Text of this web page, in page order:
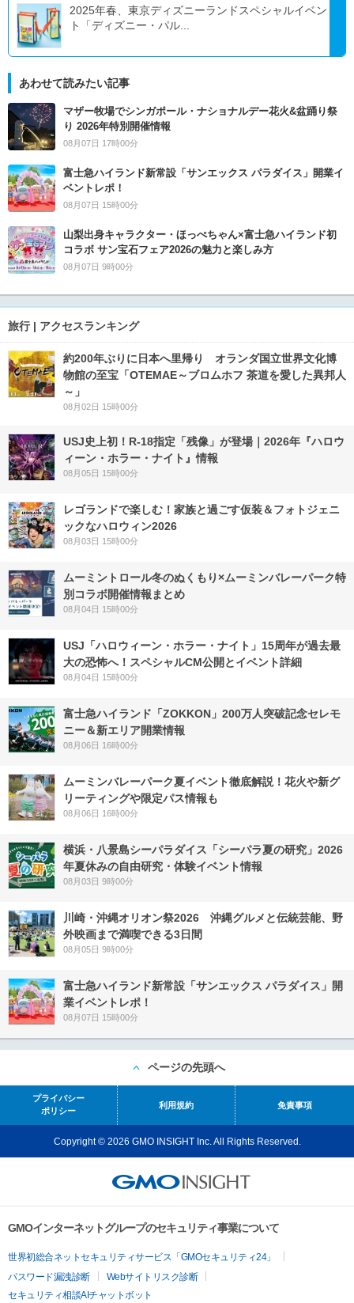
2025年春、東京ディズニーランドスペシャルイベン
ト「ディズニー・パル...
あわせて読みたい記事
マザー牧場でシンガポール・ナショナルデー花火&盆踊り祭
り 2026年特別開催情報
08月07日 17時00分
富士急ハイランド新常設「サンエックス パラダイス」開業イ
ベントレポ！
08月07日 15時00分
山梨出身キャラクター・ほっぺちゃん×富士急ハイランド初
コラボ サン宝石フェア2026の魅力と楽しみ方
08月07日 9時00分
旅行 | アクセスランキング
約200年ぶりに日本へ里帰り オランダ国立世界文化博
物館の至宝「OTEMAE～ブロムホフ 茶道を愛した異邦人
～」
08月02日 15時00分
USJ史上初！R-18指定「残像」が登場｜2026年『ハロウ
ィーン・ホラー・ナイト』情報
08月05日 15時00分
レゴランドで楽しむ！家族と過ごす仮装＆フォトジェニ
ックなハロウィン2026
08月03日 15時00分
ムーミントロール冬のぬくもり×ムーミンバレーパーク特
別コラボ開催情報まとめ
08月04日 15時00分
USJ「ハロウィーン・ホラー・ナイト」15周年が過去最
大の恐怖へ！スペシャルCM公開とイベント詳細
08月04日 15時00分
富士急ハイランド「ZOKKON」200万人突破記念セレモ
ニー＆新エリア開業情報
08月06日 16時00分
ムーミンバレーパーク夏イベント徹底解説！花火や新グ
リーティングや限定パス情報も
08月06日 16時00分
横浜・八景島シーパラダイス「シーパラ夏の研究」2026
年夏休みの自由研究・体験イベント情報
08月03日 9時00分
川崎・沖縄オリオン祭2026 沖縄グルメと伝統芸能、野
外映画まで満喫できる3日間
08月05日 9時00分
富士急ハイランド新常設「サンエックス パラダイス」開
業イベントレポ！
08月07日 15時00分
ページの先頭へ
プライバシー
ポリシー
利用規約 免責事項
Copyright © 2026 GMO INSIGHT Inc. All Rights Reserved.
GMOインターネットグループのセキュリティ事業について
世界初総合ネットセキュリティサービス「GMOセキュリティ24」
パスワード漏洩診断
Webサイトリスク診断
セキュリティ相談AIチャットボット